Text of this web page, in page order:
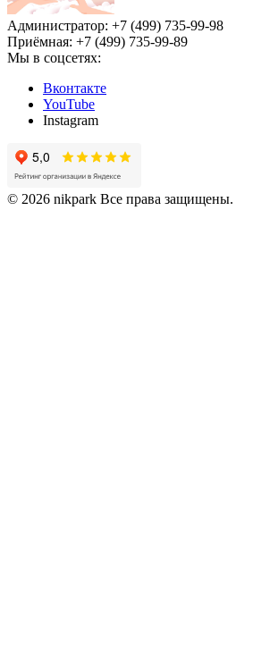
Администратор: +7 (499) 735-99-98
Приёмная: +7 (499) 735-99-89
Мы в соцсетях:
Вконтакте
YouTube
Instagram
© 2026 nikpark Все права защищены.